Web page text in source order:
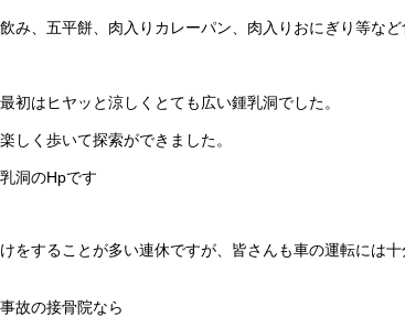
み、五平餅、肉入りカレーパン、肉入りおにぎり等な
初はヒヤッと涼しくとても広い鍾乳洞でした。
しく歩いて探索ができました。
洞のHpです
をすることが多い連休ですが、皆さんも車の運転には
故の接骨院なら